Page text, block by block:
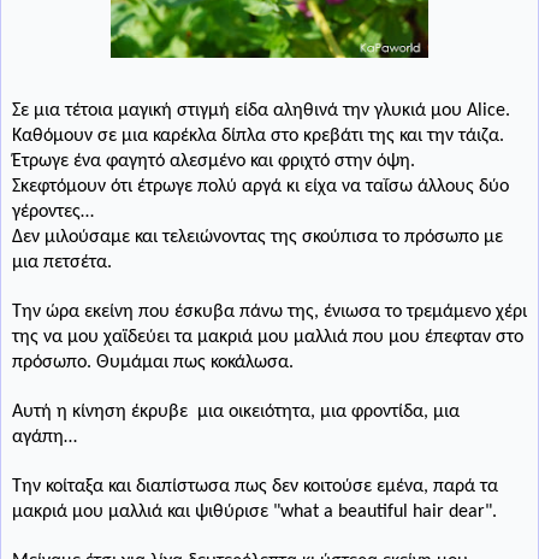
Σε μια τέτοια μαγική στιγμή είδα αληθινά την γλυκιά μου Α lice.
Καθόμουν σε μια καρέκλα δίπλα στο κρεβάτι της και την τάιζα.
Έτρωγε ένα φαγητό αλεσμένο και φριχτό στην όψη.
Σκεφτόμουν ότι έτρωγε πολύ αργά κι είχα να ταΐσω άλλους δύο
γέροντες…
Δεν μιλούσαμε και τελειώνοντας της σκούπισα το πρόσωπο με
μια πετσέτα.
Την ώρα εκείνη που έσκυβα πάνω της, ένιωσα το τρεμάμενο χέρι
της να μου χαϊδεύει τα μακριά μου μαλλιά που μου έπεφταν στο
πρόσωπο. Θυμάμαι πως κοκάλωσα.
Αυτή η κίνηση έκρυβε μια οικειότητα, μια φροντίδα, μια
αγάπη…
Την κοίταξα και διαπίστωσα πως δεν κοιτούσε εμένα, παρά τα
μακριά μου μαλλιά και ψιθύρισε "what a beautiful hair dear".